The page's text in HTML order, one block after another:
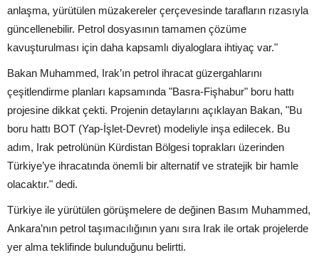
anlaşma, yürütülen müzakereler çerçevesinde tarafların rızasıyla
güncellenebilir. Petrol dosyasının tamamen çözüme
kavuşturulması için daha kapsamlı diyaloglara ihtiyaç var."
Bakan Muhammed, Irak’ın petrol ihracat güzergahlarını
çeşitlendirme planları kapsamında "Basra-Fişhabur" boru hattı
projesine dikkat çekti. Projenin detaylarını açıklayan Bakan, "Bu
boru hattı BOT (Yap-İşlet-Devret) modeliyle inşa edilecek. Bu
adım, Irak petrolünün Kürdistan Bölgesi toprakları üzerinden
Türkiye’ye ihracatında önemli bir alternatif ve stratejik bir hamle
olacaktır." dedi.
Türkiye ile yürütülen görüşmelere de değinen Basım Muhammed,
Ankara’nın petrol taşımacılığının yanı sıra Irak ile ortak projelerde
yer alma teklifinde bulunduğunu belirtti.